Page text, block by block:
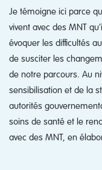
Je témoigne ici parce
vivent avec des MNT
évoquer les difficultés
de susciter les
de notre parcours. Au
sensibilisation et de la
autorités
soins de santé et le
avec des MNT, en